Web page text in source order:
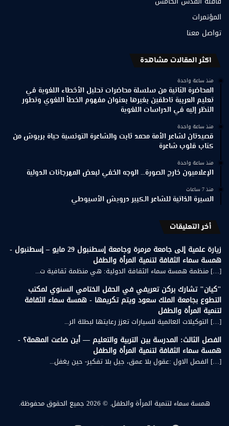
المؤتمرات
تواصل معنا
اكثر المقالات مشاهدة
منذ ساعة واحدة
المحاضرة الثانية من سلسلة محاضرات تحليل الأخطاء اللغوية في
تعليم العربية ناطقين بغيرها بعنوان مفهوم الخطأ اللغوي وتطور
النظر إليه في الدراسات اللغوية
منذ ساعة واحدة
قصيدتان لشاعر الأمة محمد ثابت والشاعرة التونسية حياة بربوش من
كتاب قلوب شاعرة
منذ ساعة واحدة
الإعلاميون خارج الصورة… الوجه الخفي لبعض المهرجانات الدولية
منذ 7 ساعات
السيرة الذاتية للشاعر الكبير درويش الأسيوطي
أخر التعليقات
زيارة علمية إلى جامعة مرمرة وجامعة إسطنبول 29 مايو – إسطنبول -
همسة سماء الثقافة لتنمية المرأة والطفل
[…] منظمة همسة سماء الثقافة الدولية: هي منظمة ثقافية ت...
"كيان" تشارك بركن تعريفي في الحفل الختامي السنوي لمكتب
التطوع بجامعة الملك سعود ويتم تكريمها - همسة سماء الثقافة
لتنمية المرأة والطفل
[…] التوكيلات العالمية للسيارات تعزز رعايتها لبطلة الر...
الفصل الثالث: المدرسة بين التربية والتعليم — أين ضاعت المهمة؟ -
همسة سماء الثقافة لتنمية المرأة والطفل
[…] الفصل الاول :عقول بلا عمق، جيل بلا تفكير- حين يغفل...
همسة سماء لتنمية المرأة والطفل. © 2026 جميع الحقوق محفوظة.